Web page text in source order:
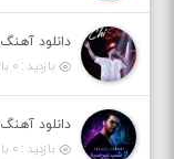
دانلود
بازدید : ۰ بازدید بار /
بازدید : ۰ بازدید بار /